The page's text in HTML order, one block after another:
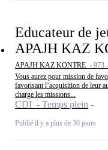
Educateur de
APAJH KAZ
APAJH KAZ KONTRE - 973
Vous aurez pour mission de
favorisant l’acquisition de leur
charge les missions...
CDI - Temps plein
Publié il y a plus de 30 jours